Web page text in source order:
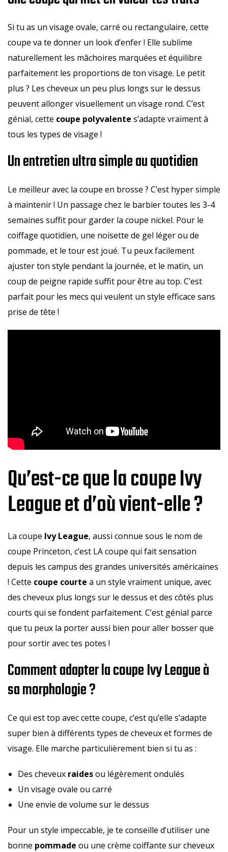
Si tu as un visage ovale, carré ou rectangulaire, cette
coupe va te donner un look d’enfer ! Elle sublime
naturellement les mâchoires marquées et équilibre
parfaitement les proportions de ton visage. Le petit
plus ? Les cheveux un peu plus longs sur le dessus
peuvent allonger visuellement un visage rond. C’est
génial, cette coupe polyvalente s’adapte vraiment à
tous les types de visage !
Un entretien ultra simple au quotidien
Le meilleur avec la coupe en brosse ? C’est hyper simple
à maintenir ! Un passage chez le barbier toutes les 3-4
semaines suffit pour garder la coupe nickel. Pour le
coiffage quotidien, une noisette de gel léger ou de
pommade, et le tour est joué. Tu peux facilement
ajuster ton style pendant la journée, et le matin, un
coup de peigne rapide suffit pour être au top. C’est
parfait pour les mecs qui veulent un style efficace sans
prise de tête !
Qu’est-ce que la coupe Ivy
League et d’où vient-elle ?
La coupe Ivy League, aussi connue sous le nom de
coupe Princeton, c’est LA coupe qui fait sensation
depuis les campus des grandes universités américaines
! Cette coupe courte a un style vraiment unique, avec
des cheveux plus longs sur le dessus et des côtés plus
courts qui se fondent parfaitement. C’est génial parce
que tu peux la porter aussi bien pour aller bosser que
pour sortir avec tes potes !
Comment adapter la coupe Ivy League à
sa morphologie ?
Ce qui est top avec cette coupe, c’est qu’elle s’adapte
super bien à différents types de cheveux et formes de
visage. Elle marche particulièrement bien si tu as :
Des cheveux raidesou légèrement ondulés
Un visage ovale ou carré
Une envie de volume sur le dessus
Pour un style impeccable, je te conseille d’utiliser une
bonne pommade ou une crème coiffante sur cheveux